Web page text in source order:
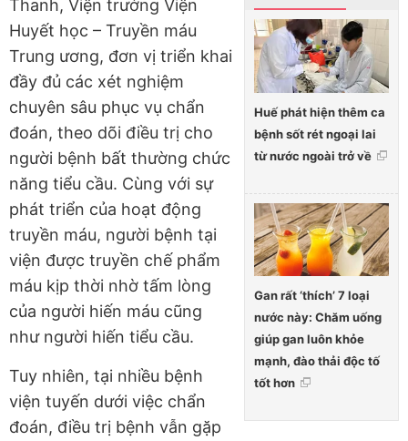
Huế phát hiện thêm ca
bệnh sốt rét ngoại lai
từ nước ngoài trở về
Gan rất ‘thích’ 7 loại
nước này: Chăm uống
giúp gan luôn khỏe
mạnh, đào thải độc tố
tốt hơn
Thanh, Viện trưởng Viện
Huyết học – Truyền máu
Trung ương, đơn vị triển khai
đầy đủ các xét nghiệm
chuyên sâu phục vụ chẩn
đoán, theo dõi điều trị cho
người bệnh bất thường chức
năng tiểu cầu. Cùng với sự
phát triển của hoạt động
truyền máu, người bệnh tại
viện được truyền chế phẩm
máu kịp thời nhờ tấm lòng
của người hiến máu cũng
như người hiến tiểu cầu.
Tuy nhiên, tại nhiều bệnh
viện tuyến dưới việc chẩn
đoán, điều trị bệnh vẫn gặp